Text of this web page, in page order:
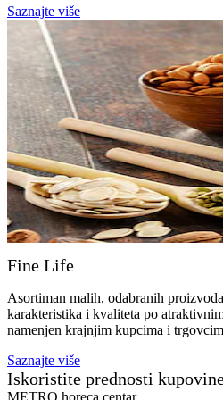
Saznajte više
Fine Life
Asortiman malih, odabranih
karakteristika i kvaliteta po
namenjen krajnjim kupcima i
Saznajte više
Iskoristite prednosti